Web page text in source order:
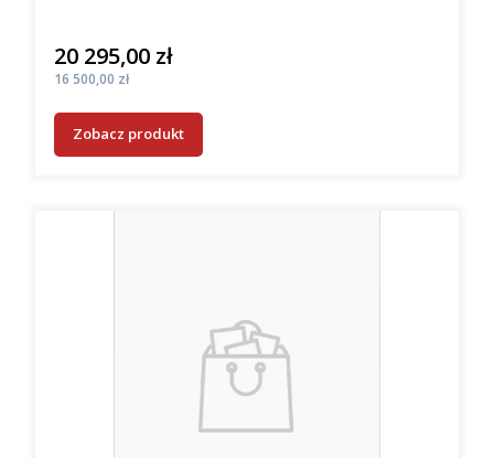
Cena
20 295,00 zł
Cena
16 500,00 zł
Zobacz produkt